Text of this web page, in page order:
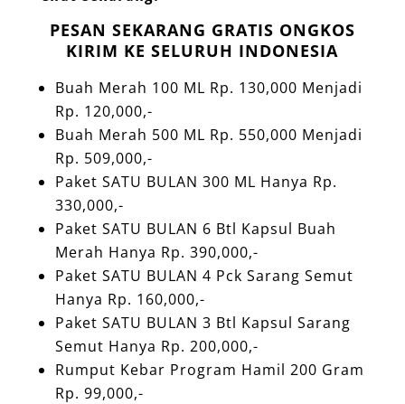
PESAN SEKARANG GRATIS ONGKOS
KIRIM KE SELURUH INDONESIA
Buah Merah 100 ML Rp. 130,000 Menjadi
Rp. 120,000,-
Buah Merah 500 ML Rp. 550,000 Menjadi
Rp. 509,000,-
Paket SATU BULAN 300 ML Hanya Rp.
330,000,-
Paket SATU BULAN 6 Btl Kapsul Buah
Merah Hanya Rp. 390,000,-
Paket SATU BULAN 4 Pck Sarang Semut
Hanya Rp. 160,000,-
Paket SATU BULAN 3 Btl Kapsul Sarang
Semut Hanya Rp. 200,000,-
Rumput Kebar Program Hamil 200 Gram
Rp. 99,000,-